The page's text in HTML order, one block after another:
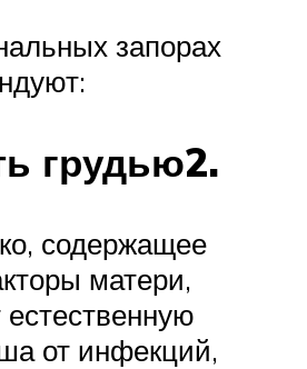
запорах
грудью2.
содержащее
матери,
от инфекций,